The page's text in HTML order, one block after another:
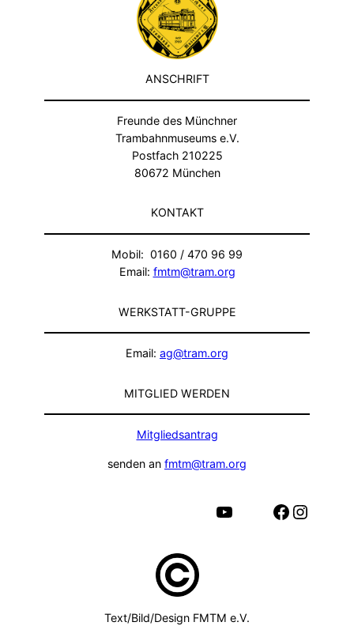
ANSCHRIFT
Freunde des Münchner
Trambahnmuseums e.V.
Postfach 210225
80672 München
KONTAKT
Mobil: 0160 / 470 96 99
Email: fmtm@tram.org
WERKSTATT-GRUPPE
Email: ag@tram.org
MITGLIED WERDEN
Mitgliedsantrag
senden an fmtm@tram.org
Facebook Instagram
YouTube
Text/Bild/Design FMTM e.V.